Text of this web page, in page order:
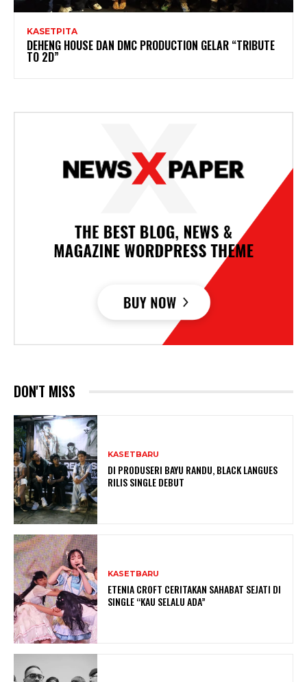
KASETPITA
DEHENG HOUSE DAN DMC PRODUCTION GELAR “TRIBUTE
TO 2D”
DON'T MISS
KASETBARU
DI PRODUSERI BAYU RANDU, BLACK LANGUES
RILIS SINGLE DEBUT
KASETBARU
ETENIA CROFT CERITAKAN SAHABAT SEJATI DI
SINGLE “KAU SELALU ADA”